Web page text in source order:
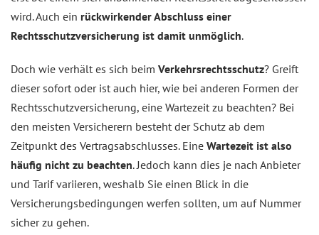
wird. Auch ein rückwirkender Abschluss einer
Rechtsschutzversicherung ist damit unmöglich.
Doch wie verhält es sich beim Verkehrsrechtsschutz? Greift
dieser sofort oder ist auch hier, wie bei anderen Formen der
Rechtsschutzversicherung, eine Wartezeit zu beachten? Bei
den meisten Versicherern besteht der Schutz ab dem
Zeitpunkt des Vertragsabschlusses. Eine Wartezeit ist also
häufig nicht zu beachten. Jedoch kann dies je nach Anbieter
und Tarif variieren, weshalb Sie einen Blick in die
Versicherungsbedingungen werfen sollten, um auf Nummer
sicher zu gehen.